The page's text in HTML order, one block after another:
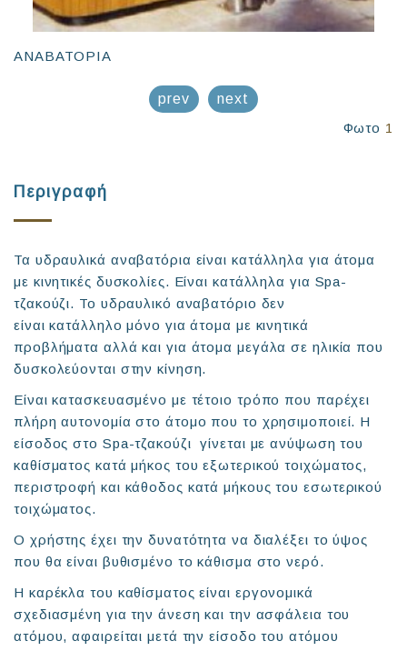
ΑΝΑΒΑΤΟΡΙΑ
prev
next
Φωτο 1
Περιγραφή
Τα υδραυλικά αναβατόρια είναι κατάλληλα για άτομα
με κινητικές δυσκολίες. Είναι κατάλληλα για Spa-
τζακούζι. Το υδραυλικό αναβατόριο δεν
είναι κατάλληλο μόνο για άτομα με κινητικά
προβλήματα αλλά και για άτομα μεγάλα σε ηλικία που
δυσκολεύονται στην κίνηση.
Είναι κατασκευασμένο με τέτοιο τρόπο που παρέχει
πλήρη αυτονομία στο άτομο που το χρησιμοποιεί. Η
είσοδος στο Spa-τζακούζι γίνεται με ανύψωση του
καθίσματος κατά μήκος του εξωτερικού τοιχώματος,
περιστροφή και κάθοδος κατά μήκους του εσωτερικού
τοιχώματος.
Ο χρήστης έχει την δυνατότητα να διαλέξει το ύψος
που θα είναι βυθισμένο το κάθισμα στο νερό.
Η καρέκλα του καθίσματος είναι εργονομικά
σχεδιασμένη για την άνεση και την ασφάλεια του
ατόμου, αφαιρείται μετά την είσοδο του ατόμου